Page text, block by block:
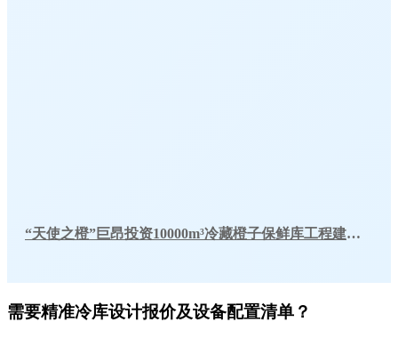
“天使之橙”巨昂投资10000m³冷藏橙子保鲜库工程建造方案
需要精准冷库设计报价及设备配置清单？